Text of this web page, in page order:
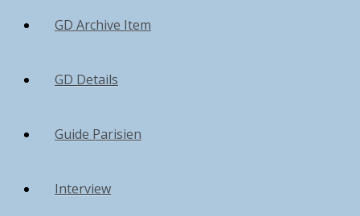
GD Archive Item
GD Details
Guide Parisien
Interview